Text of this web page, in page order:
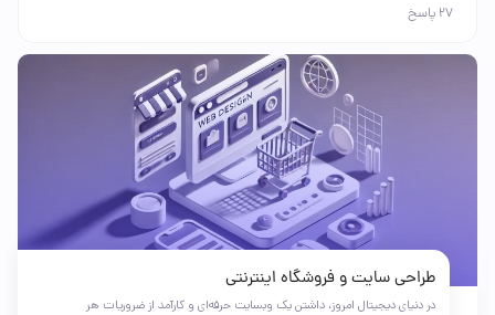
27 پاسخ
طراحی سایت و فروشگاه اینترنتی
در دنیای دیجیتال امروز، داشتن یک وبسایت حرفه‌ای و کارآمد از ضروریات هر